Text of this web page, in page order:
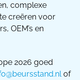
complexe
creëren voor
OEM’s en
2026 goed
of